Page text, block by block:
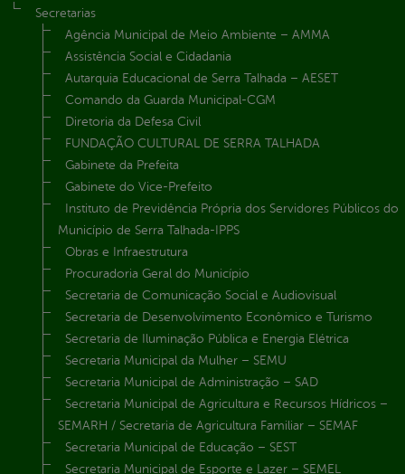
Secretarias
Agência Municipal de Meio Ambiente – AMMA
Assistência Social e Cidadania
Autarquia Educacional de Serra Talhada – AESET
Comando da Guarda Municipal-CGM
Diretoria da Defesa Civil
FUNDAÇÃO CULTURAL DE SERRA TALHADA
Gabinete da Prefeita
Gabinete do Vice-Prefeito
Instituto de Previdência Própria dos Servidores Públicos do
Município de Serra Talhada-IPPS
Obras e Infraestrutura
Procuradoria Geral do Município
Secretaria de Comunicação Social e Audiovisual
Secretaria de Desenvolvimento Econômico e Turismo
Secretaria de Iluminação Pública e Energia Elétrica
Secretaria Municipal da Mulher – SEMU
Secretaria Municipal de Administração – SAD
Secretaria Municipal de Agricultura e Recursos Hídricos –
SEMARH / Secretaria de Agricultura Familiar – SEMAF
Secretaria Municipal de Educação – SEST
Secretaria Municipal de Esporte e Lazer – SEMEL